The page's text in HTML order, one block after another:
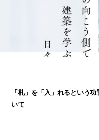
「札」を「入」れるという
いて